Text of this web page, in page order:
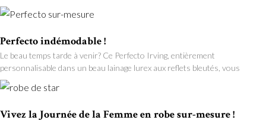
Perfecto indémodable !
Le beau temps tarde à venir? Ce Perfecto Irving, entièrement
personnalisable dans un beau lainage lurex aux reflets bleutés, vous
Vivez la Journée de la Femme en robe sur-mesure !